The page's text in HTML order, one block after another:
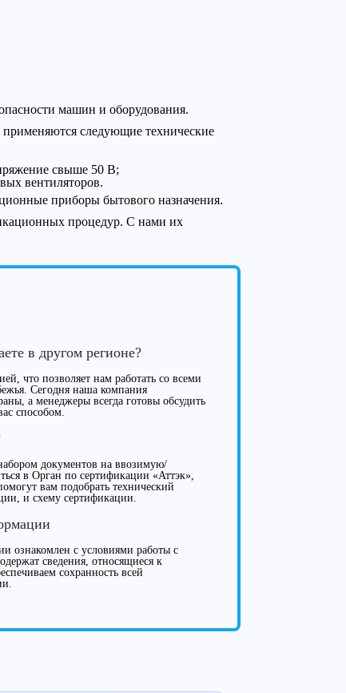
машин и оборудования.
следующие технические
свыше 50 В;
вентиляторов.
приборы бытового назначения.
процедур. С нами их
в другом регионе?
что позволяет нам работать со всеми
Сегодня наша компания
а менеджеры всегда готовы обсудить
способом.
документов на ввозимую/
в Орган по сертификации «Аттэк»,
вам подобрать технический
и схему сертификации.
ознакомлен с условиями работы с
сведения, относящиеся к
сохранность всей